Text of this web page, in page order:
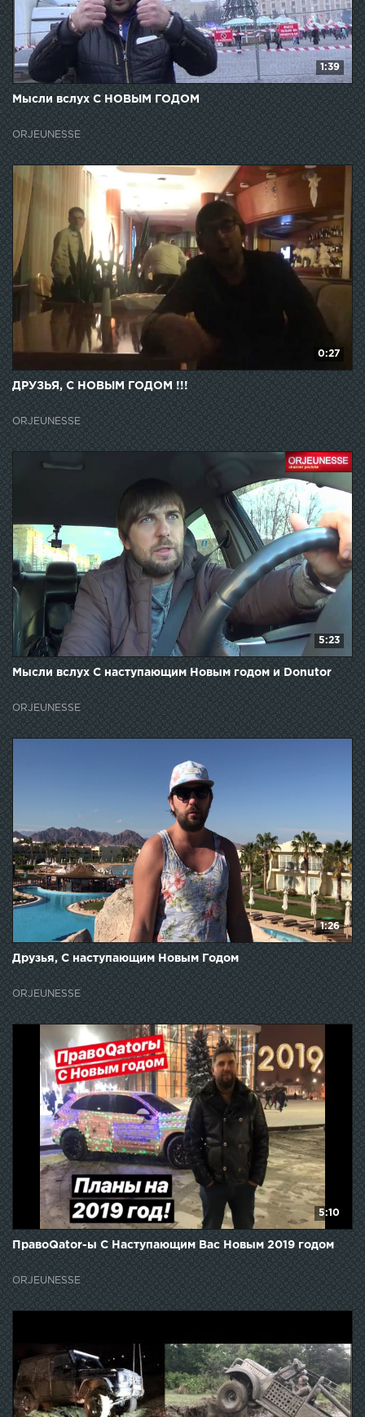
1:39
Мысли вслух С НОВЫМ ГОДОМ
ORJEUNESSE
0:27
ДРУЗЬЯ, С НОВЫМ ГОДОМ !!!
ORJEUNESSE
5:23
Мысли вслух С наступающим Новым годом и Donutor
ORJEUNESSE
1:26
Друзья, С наступающим Новым Годом
ORJEUNESSE
5:10
ПравоQator-ы С Наступающим Вас Новым 2019 годом
ORJEUNESSE